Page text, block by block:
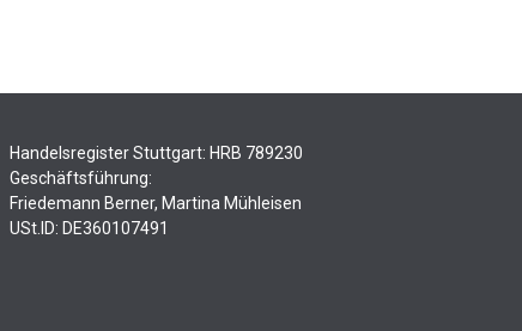
Handelsregister Stuttgart: HRB 789230
Geschäftsführung:
Friedemann Berner, Martina Mühleisen
USt.ID: DE360107491